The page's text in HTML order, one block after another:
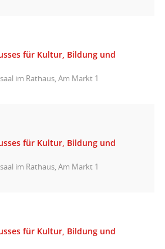
für Kultur, Bildung und
im Rathaus, Am Markt 1
für Kultur, Bildung und
im Rathaus, Am Markt 1
für Kultur, Bildung und